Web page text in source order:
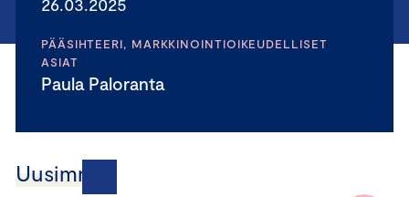
PÄÄSIHTEERI, MARKKINOINTIOIKEUDELLISET
ASIAT
Paula Paloranta
Uusimmat